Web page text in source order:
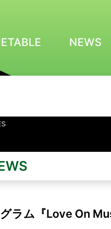
NEWS
ラム『Love On